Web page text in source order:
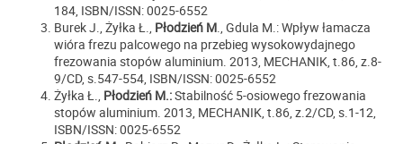
184, ISBN/ISSN: 0025-6552
Burek J., Żyłka Ł., Płodzień M., Gdula M.: Wpływ łamacza
wióra frezu palcowego na przebieg wysokowydajnego
frezowania stopów aluminium. 2013, MECHANIK, t.86, z.8-
9/CD, s.547-554, ISBN/ISSN: 0025-6552
Żyłka Ł., Płodzień M.:Stabilność 5-osiowego frezowania
stopów aluminium. 2013, MECHANIK, t.86, z.2/CD, s.1-12,
ISBN/ISSN: 0025-6552